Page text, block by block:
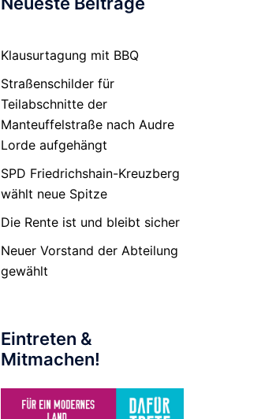
Klausurtagung mit BBQ
Straßenschilder für
Teilabschnitte der
Manteuffelstraße nach Audre
Lorde aufgehängt
SPD Friedrichshain-Kreuzberg
wählt neue Spitze
Die Rente ist und bleibt sicher
Neuer Vorstand der Abteilung
gewählt
Eintreten &
Mitmachen!